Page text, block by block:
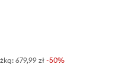
679,99 zł -50%